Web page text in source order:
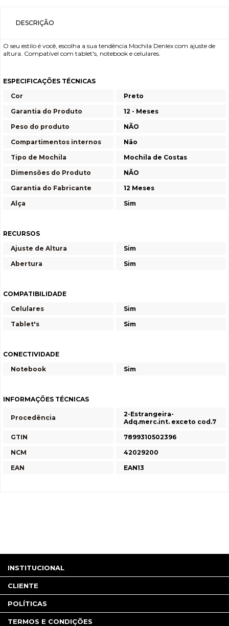
DESCRIÇÃO
O seu estilo é você, escolha a sua tendência.Mochila Denlex com ajuste de
altura. Compatível com tablet's, notebook e celulares.
ESPECIFICAÇÕES TÉCNICAS
Cor
Preto
Garantia do Produto
12 - Meses
Peso do produto
NÃO
Compartimentos internos
Não
Tipo de Mochila
Mochila de Costas
Dimensões do Produto
NÃO
Garantia do Fabricante
12 Meses
Alça
Sim
RECURSOS
Ajuste de Altura
Sim
Abertura
Sim
COMPATIBILIDADE
Celulares
Sim
Tablet's
Sim
CONECTIVIDADE
Notebook
Sim
INFORMAÇÕES TÉCNICAS
Procedência
2-Estrangeira-
Adq.merc.int. exceto cod.7
GTIN
7899310502396
NCM
42029200
EAN
EAN13
INSTITUCIONAL
CLIENTE
POLÍTICAS
TERMOS E CONDIÇÕES